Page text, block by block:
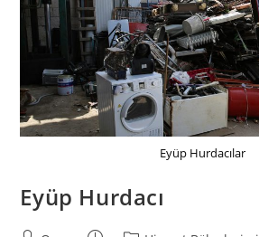
Eyüp Hurdacılar
Eyüp Hurdacı